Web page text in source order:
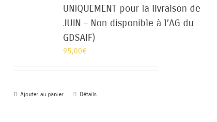
UNIQUEMENT pour la livraison de
JUIN – Non disponible à l’AG du
GDSAIF)
95,00€
Ajouter au panier Détails